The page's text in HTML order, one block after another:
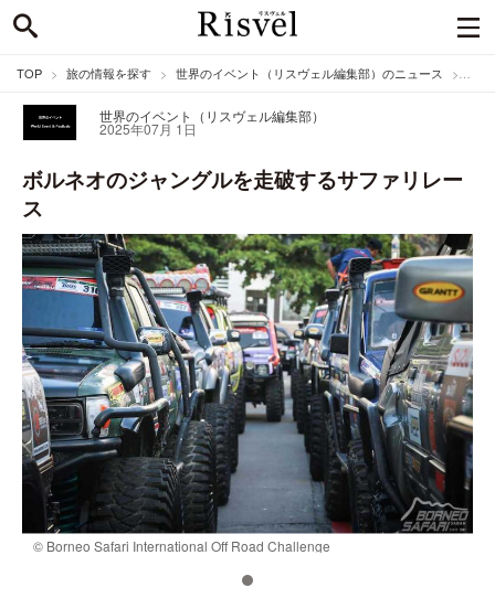
TOP 旅の情報を探す 世界のイベント（リスヴェル編集部）のニュース
世界のイベント（リスヴェル編集部）
2025年07月 1日
ボルネオのジャングルを走破するサファリレー
ス
© Borneo Safari International Off Road Challenge